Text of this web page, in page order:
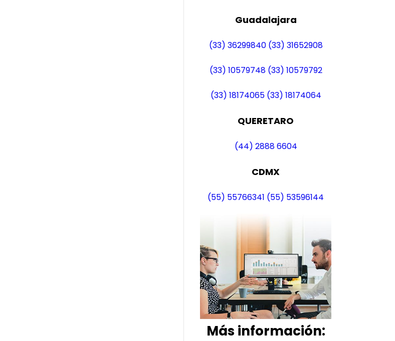
Guadalajara
(33) 36299840 (33) 31652908
(33) 10579748 (33) 10579792
(33) 18174065 (33) 18174064
QUERETARO
(44) 2888 6604
CDMX
(55) 55766341 (55) 53596144
Más información: